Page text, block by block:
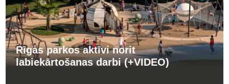
Rīgas parkos aktīvi norit
labiekārtošanas darbi (+VIDEO)